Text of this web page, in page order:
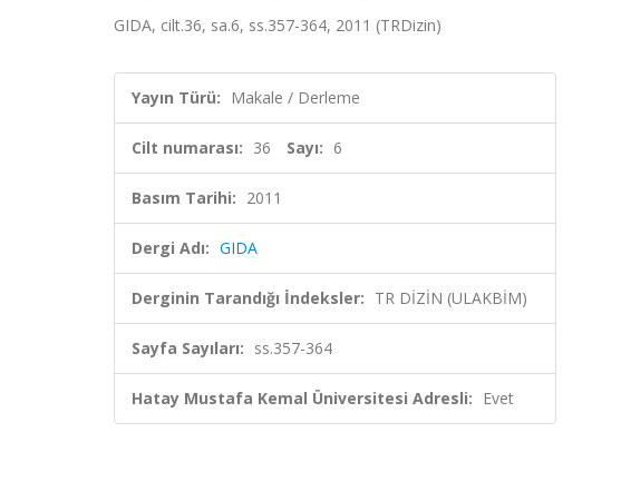
GIDA, cilt.36, sa.6, ss.357-364, 2011 (TRDizin)
Yayın Türü: Makale / Derleme
Cilt numarası: 36 Sayı: 6
Basım Tarihi: 2011
Dergi Adı: GIDA
Derginin Tarandığı İndeksler: TR DİZİN (ULAKBİM)
Sayfa Sayıları: ss.357-364
Hatay Mustafa Kemal Üniversitesi Adresli: Evet